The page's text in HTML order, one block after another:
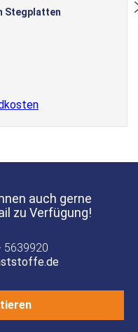
Stegplatten
auch gerne
zu Verfügung!
5639920